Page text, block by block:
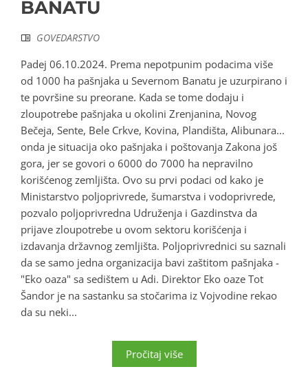
BANATU
GOVEDARSTVO
Padej 06.10.2024. Prema nepotpunim podacima više
od 1000 ha pašnjaka u Severnom Banatu je uzurpirano i
te površine su preorane. Kada se tome dodaju i
zloupotrebe pašnjaka u okolini Zrenjanina, Novog
Bečeja, Sente, Bele Crkve, Kovina, Plandišta, Alibunara...
onda je situacija oko pašnjaka i poštovanja Zakona još
gora, jer se govori o 6000 do 7000 ha nepravilno
korišćenog zemljišta. Ovo su prvi podaci od kako je
Ministarstvo poljoprivrede, šumarstva i vodoprivrede,
pozvalo poljoprivredna Udruženja i Gazdinstva da
prijave zloupotrebe u ovom sektoru korišćenja i
izdavanja državnog zemljišta. Poljoprivrednici su saznali
da se samo jedna organizacija bavi zaštitom pašnjaka -
"Eko oaza" sa sedištem u Adi. Direktor Eko oaze Tot
Šandor je na sastanku sa stočarima iz Vojvodine rekao
da su neki...
Pročitaj više